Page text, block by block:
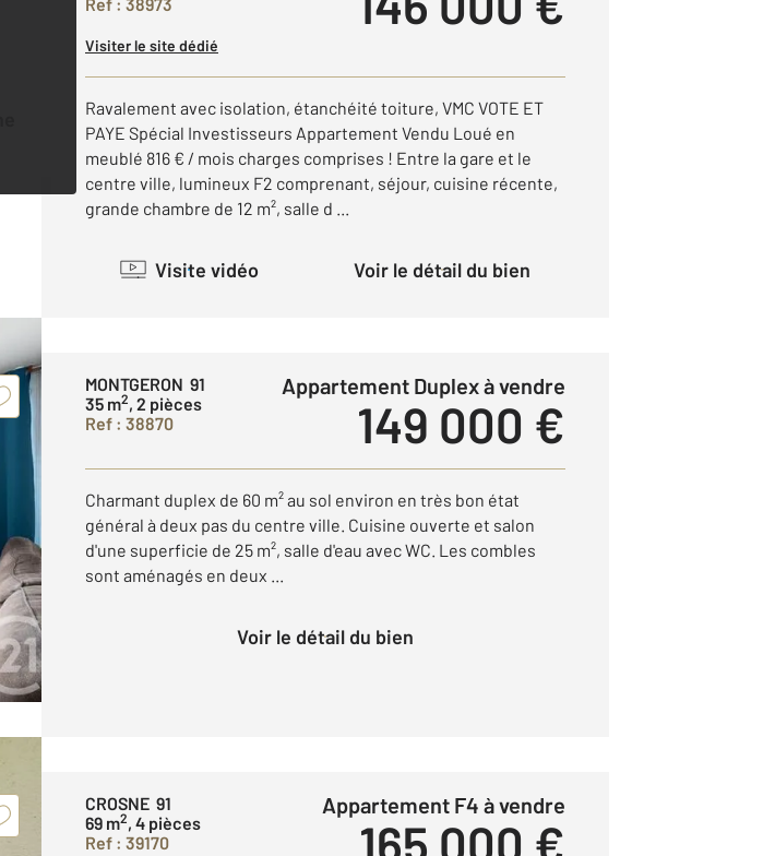
Visiter le site dédié
Ravalement avec isolation, étanchéité toiture, VMC VOTE ET
PAYE Spécial Investisseurs Appartement Vendu Loué en
meublé 816 € / mois charges comprises ! Entre la gare et le
centre ville, lumineux F2 comprenant, séjour, cuisine récente,
grande chambre de 12 m², salle d ...
Visite vidéo Voir le détail du bien
MONTGERON 91
35 m2, 2 pièces
Ref : 38870
Appartement Duplex à vendre
149 000 €
Charmant duplex de 60 m² au sol environ en très bon état
général à deux pas du centre ville. Cuisine ouverte et salon
d'une superficie de 25 m², salle d'eau avec WC. Les combles
sont aménagés en deux ...
Voir le détail du bien
CROSNE 91
69 m2, 4 pièces
Ref : 39170
Appartement F4 à vendre
165 000 €